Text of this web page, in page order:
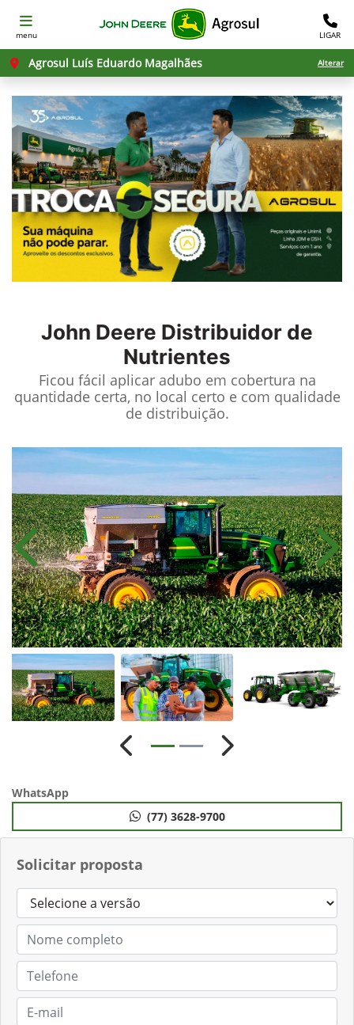
menu LIGAR
Agrosul Luís Eduardo Magalhães Alterar
John Deere Distribuidor de
Nutrientes
Ficou fácil aplicar adubo em cobertura na
quantidade certa, no local certo e com qualidade
de distribuição.
Solicitar proposta
Anterior
Anterior Próximo
WhatsApp
(77) 3628-9700